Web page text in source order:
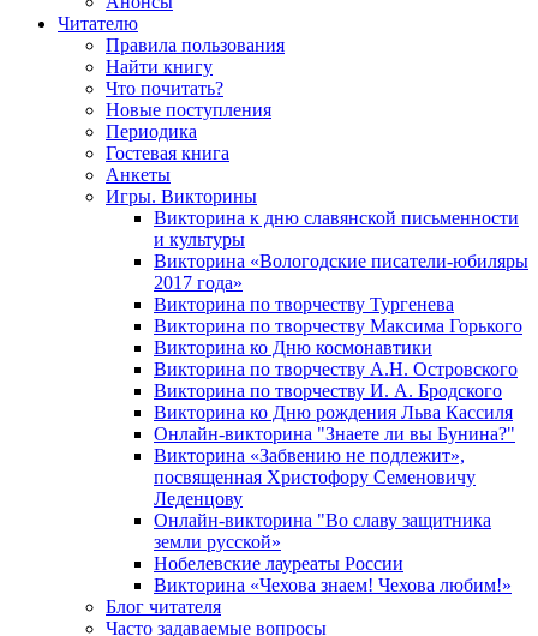
Читателю
Правила пользования
Найти книгу
Что почитать?
Новые поступления
Периодика
Гостевая книга
Анкеты
Игры. Викторины
Викторина к дню славянской письменности
и культуры
Викторина «Вологодские писатели-юбиляры
2017 года»
Викторина по творчеству Тургенева
Викторина по творчеству Максима Горького
Викторина ко Дню космонавтики
Викторина по творчеству А.Н. Островского
Викторина по творчеству И. А. Бродского
Викторина ко Дню рождения Льва Кассиля
Онлайн-викторина "Знаете ли вы Бунина?"
Викторина «Забвению не подлежит»,
посвященная Христофору Семеновичу
Леденцову
Онлайн-викторина "Во славу защитника
земли русской»
Нобелевские лауреаты России
Викторина «Чехова знаем! Чехова любим!»
Блог читателя
Часто задаваемые вопросы